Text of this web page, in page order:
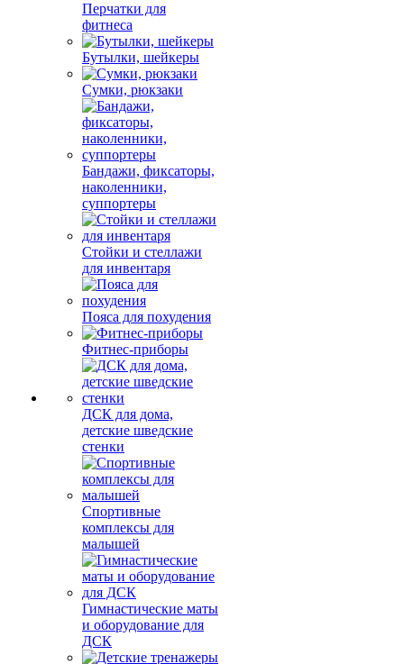
Перчатки для
фитнеса
Бутылки, шейкеры
Сумки, рюкзаки
Бандажи, фиксаторы,
наколенники,
суппортеры
Стойки и стеллажи
для инвентаря
Пояса для похудения
Фитнес-приборы
ДСК для дома,
детские шведские
стенки
Спортивные
комплексы для
малышей
Гимнастические маты
и оборудование для
ДСК